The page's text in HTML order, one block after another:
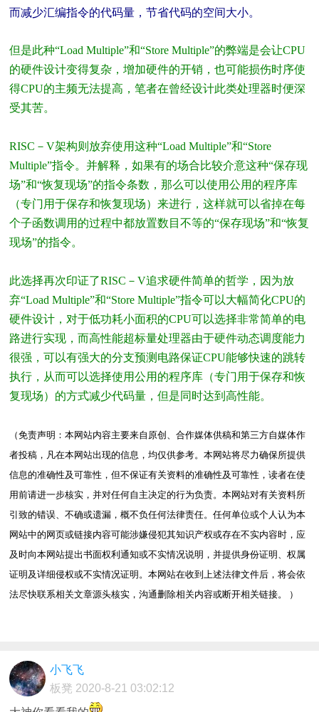
而减少汇编指令的代码量，节省代码的空间大小。
但是此种“Load Multiple”和“Store Multiple”的弊端是会让CPU
的硬件设计变得复杂，增加硬件的开销，也可能损伤时序使
得CPU的主频无法提高，笔者在曾经设计此类处理器时便深
受其苦。
RISC－V架构则放弃使用这种“Load Multiple”和“Store
Multiple”指令。并解释，如果有的场合比较介意这种“保存现
场”和“恢复现场”的指令条数，那么可以使用公用的程序库
（专门用于保存和恢复现场）来进行，这样就可以省掉在每
个子函数调用的过程中都放置数目不等的“保存现场”和“恢复
现场”的指令。
此选择再次印证了RISC－V追求硬件简单的哲学，因为放
弃“Load Multiple”和“Store Multiple”指令可以大幅简化CPU的
硬件设计，对于低功耗小面积的CPU可以选择非常简单的电
路进行实现，而高性能超标量处理器由于硬件动态调度能力
很强，可以有强大的分支预测电路保证CPU能够快速的跳转
执行，从而可以选择使用公用的程序库（专门用于保存和恢
复现场）的方式减少代码量，但是同时达到高性能。
（免责声明：本网站内容主要来自原创、合作媒体供稿和第三方自媒体作
者投稿，凡在本网站出现的信息，均仅供参考。本网站将尽力确保所提供
信息的准确性及可靠性，但不保证有关资料的准确性及可靠性，读者在使
用前请进一步核实，并对任何自主决定的行为负责。本网站对有关资料所
引致的错误、不确或遗漏，概不负任何法律责任。任何单位或个人认为本
网站中的网页或链接内容可能涉嫌侵犯其知识产权或存在不实内容时，应
及时向本网站提出书面权利通知或不实情况说明，并提供身份证明、权属
证明及详细侵权或不实情况证明。本网站在收到上述法律文件后，将会依
法尽快联系相关文章源头核实，沟通删除相关内容或断开相关链接。 ）
小飞飞
板凳 2020-8-21 03:02:12